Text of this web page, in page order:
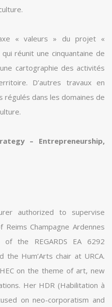
« valeurs » du projet «
réunit une cinquantaine de
cartographie des activités
D’autres travaux en
régulés dans les domaines de
– Entrepreneurship,
authorized to supervise
Champagne Ardennes
the REGARDS EA 6292
the Hum’Arts chair at URCA.
on the theme of art, new
Her HDR (Habilitation à
on neo-corporatism and